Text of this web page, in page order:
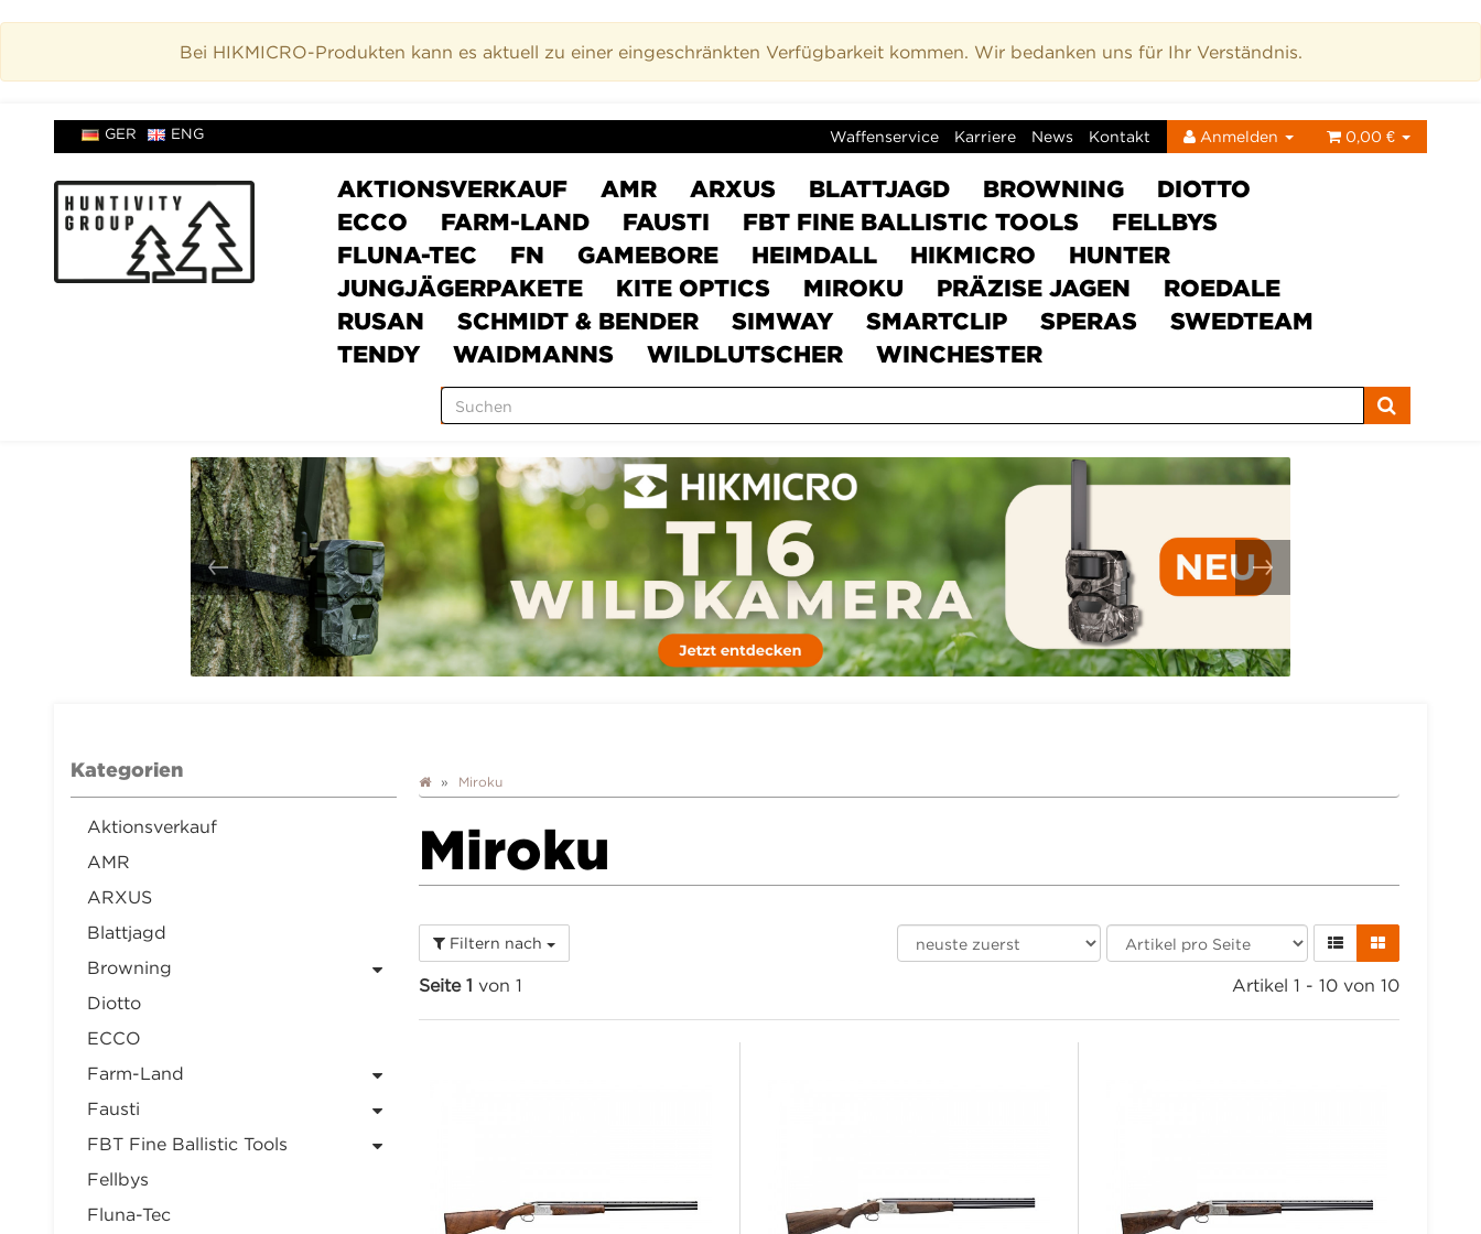
Bei HIKMICRO-Produkten kann es aktuell zu einer eingeschränkten Verfügbarkeit kommen. Wir bedanken uns für Ihr Verständnis.
GER ENG Waffenservice Karriere News Kontakt Anmelden 0,00 €
AKTIONSVERKAUF AMR ARXUS BLATTJAGD BROWNING
DIOTTO
ECCO
FARM-LAND FAUSTI FBT FINE BALLISTIC TOOLS
FELLBYS
FLUNA-TEC
FN GAMEBORE HEIMDALL HIKMICRO
HUNTER
JUNGJÄGERPAKETE
KITE OPTICS MIROKU PRÄZISE JAGEN
ROEDALE
RUSAN
SCHMIDT & BENDER SIMWAY SMARTCLIP SPERAS
SWEDTEAM
TENDY
WAIDMANNS WILDLUTSCHER WINCHESTER
Miroku
Miroku
Filtern nach
Seite 1 von 1 Artikel 1 - 10 von 10
Kategorien
Aktionsverkauf
AMR
ARXUS
Blattjagd
Browning
Diotto
ECCO
Farm-Land
Fausti
FBT Fine Ballistic Tools
Fellbys
Fluna-Tec